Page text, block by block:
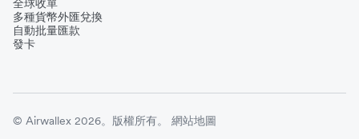
全球收單
多種貨幣外匯兌換
自動批量匯款
發卡
© Airwallex 2026。版權所有。 網站地圖